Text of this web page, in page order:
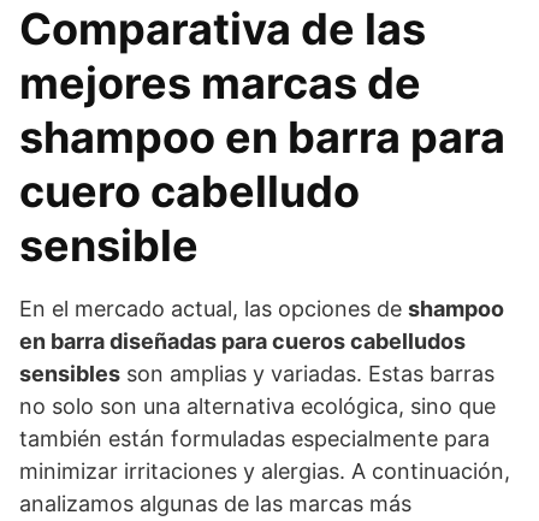
Comparativa de las
mejores marcas de
shampoo en barra para
cuero cabelludo
sensible
En el mercado actual, las opciones de shampoo
en barra diseñadas para cueros cabelludos
sensibles son amplias y variadas. Estas barras
no solo son una alternativa ecológica, sino que
también están formuladas especialmente para
minimizar irritaciones y alergias. A continuación,
analizamos algunas de las marcas más